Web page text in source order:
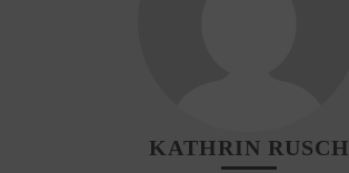
KATHRIN RUSCH